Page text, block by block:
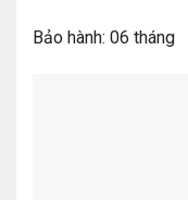
Bảo hành: 06 tháng